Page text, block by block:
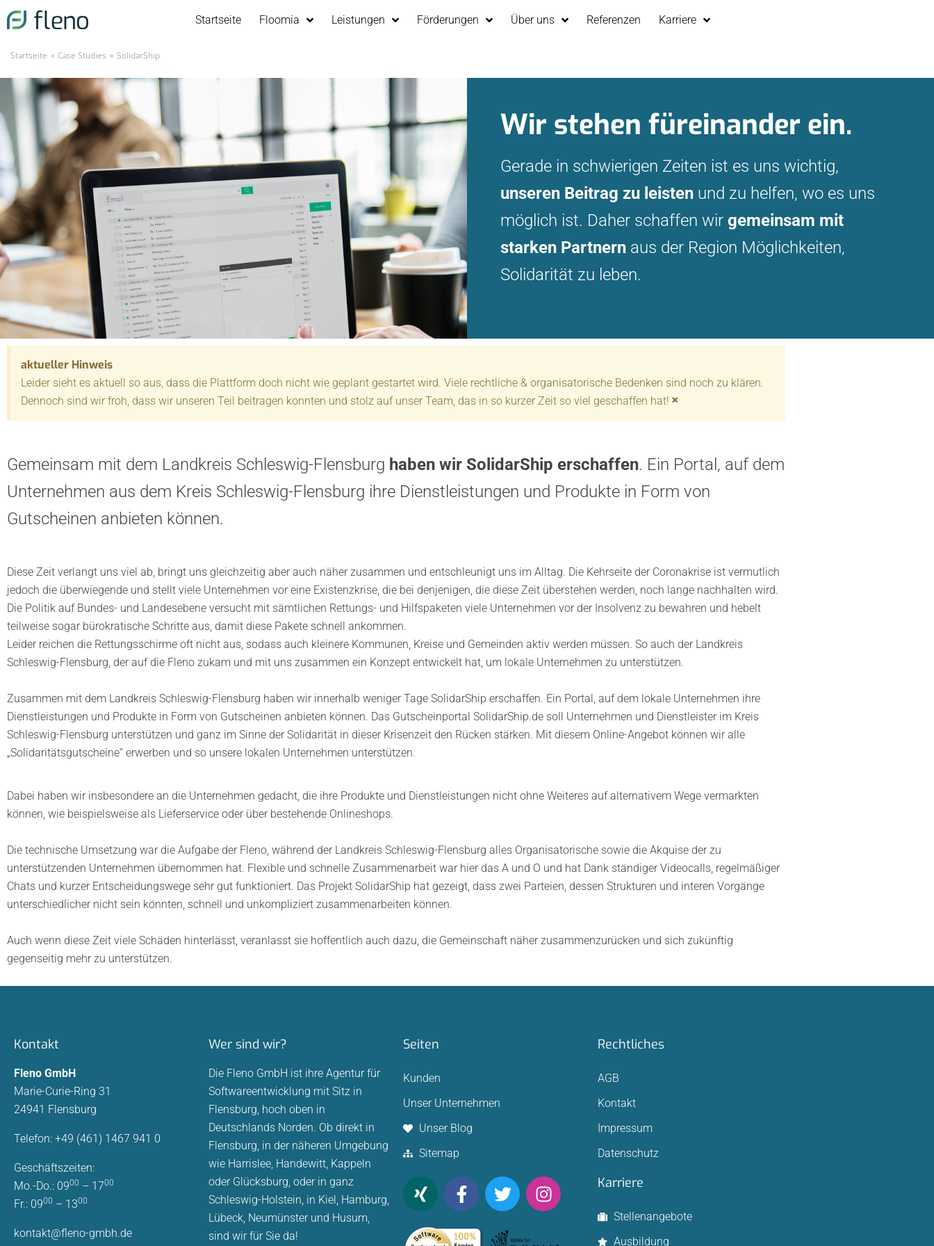
Startseite Floomia Leistungen Förderungen Über uns Referenzen Karriere
Startseite » Case Studies » SolidarShip
Wir stehen füreinander ein.
Gerade in schwierigen Zeiten ist es uns wichtig,
unseren Beitrag zu leisten und zu helfen, wo es uns
möglich ist. Daher schaffen wir gemeinsam mit
starken Partnern aus der Region Möglichkeiten,
Solidarität zu leben.
aktueller Hinweis
Leider sieht es aktuell so aus, dass die Plattform doch nicht wie geplant gestartet wird. Viele rechtliche & organisatorische Bedenken sind noch zu klären.
Dennoch sind wir froh, dass wir unseren Teil beitragen konnten und stolz auf unser Team, das in so kurzer Zeit so viel geschaffen hat! ×
Gemeinsam mit dem Landkreis Schleswig-Flensburg haben wir SolidarShip erschaffen. Ein Portal, auf dem
Unternehmen aus dem Kreis Schleswig-Flensburg ihre Dienstleistungen und Produkte in Form von
Gutscheinen anbieten können.
Diese Zeit verlangt uns viel ab, bringt uns gleichzeitig aber auch näher zusammen und entschleunigt uns im Alltag. Die Kehrseite der Coronakrise ist vermutlich
jedoch die überwiegende und stellt viele Unternehmen vor eine Existenzkrise, die bei denjenigen, die diese Zeit überstehen werden, noch lange nachhalten wird.
Die Politik auf Bundes- und Landesebene versucht mit sämtlichen Rettungs- und Hilfspaketen viele Unternehmen vor der Insolvenz zu bewahren und hebelt
teilweise sogar bürokratische Schritte aus, damit diese Pakete schnell ankommen.
Leider reichen die Rettungsschirme oft nicht aus, sodass auch kleinere Kommunen, Kreise und Gemeinden aktiv werden müssen. So auch der Landkreis
Schleswig-Flensburg, der auf die Fleno zukam und mit uns zusammen ein Konzept entwickelt hat, um lokale Unternehmen zu unterstützen.
Zusammen mit dem Landkreis Schleswig-Flensburg haben wir innerhalb weniger Tage SolidarShip erschaffen. Ein Portal, auf dem lokale Unternehmen ihre
Dienstleistungen und Produkte in Form von Gutscheinen anbieten können. Das Gutscheinportal SolidarShip.de soll Unternehmen und Dienstleister im Kreis
Schleswig-Flensburg unterstützen und ganz im Sinne der Solidarität in dieser Krisenzeit den Rücken stärken. Mit diesem Online-Angebot können wir alle
„Solidaritätsgutscheine“ erwerben und so unsere lokalen Unternehmen unterstützen.
Dabei haben wir insbesondere an die Unternehmen gedacht, die ihre Produkte und Dienstleistungen nicht ohne Weiteres auf alternativem Wege vermarkten
können, wie beispielsweise als Lieferservice oder über bestehende Onlineshops.
Die technische Umsetzung war die Aufgabe der Fleno, während der Landkreis Schleswig-Flensburg alles Organisatorische sowie die Akquise der zu
unterstützenden Unternehmen übernommen hat. Flexible und schnelle Zusammenarbeit war hier das A und O und hat Dank ständiger Videocalls, regelmäßiger
Chats und kurzer Entscheidungswege sehr gut funktioniert. Das Projekt SolidarShip hat gezeigt, dass zwei Parteien, dessen Strukturen und interen Vorgänge
unterschiedlicher nicht sein könnten, schnell und unkompliziert zusammenarbeiten können.
Auch wenn diese Zeit viele Schäden hinterlässt, veranlasst sie hoffentlich auch dazu, die Gemeinschaft näher zusammenzurücken und sich zukünftig
gegenseitig mehr zu unterstützen.
Kontakt
Fleno GmbH
Marie-Curie-Ring 31
24941 Flensburg
Telefon: +49 (461) 1467 941 0
Geschäftszeiten:
Mo.-Do.: 0900 – 1700
Fr.: 0900 – 1300
kontakt@fleno-gmbh.de
Wer sind wir?
Die Fleno GmbH ist ihre Agentur für
Softwareentwicklung mit Sitz in
Flensburg, hoch oben in
Deutschlands Norden. Ob direkt in
Flensburg, in der näheren Umgebung
wie Harrislee, Handewitt, Kappeln
oder Glücksburg, oder in ganz
Schleswig-Holstein, in Kiel, Hamburg,
Lübeck, Neumünster und Husum,
sind wir für Sie da!
Seiten
Kunden
Unser Unternehmen
Unser Blog
Sitemap
Rechtliches
AGB
Kontakt
Impressum
Datenschutz
Karriere
Stellenangebote
Ausbildung